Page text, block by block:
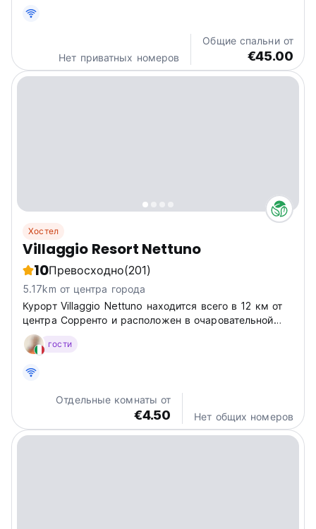
Нет приватных номеров
Общие спальни от
€45.00
Хостел
Villaggio Resort Nettuno
10Превосходно(201)
5.17km от центра города
Курорт Villaggio Nettuno находится всего в 12 км от
центра Сорренто и расположен в очаровательной
бухте Марина дель Кантоне, маленьком райском
уголке природы в самом сердце природного парка
гости
Отдельные комнаты от
€4.50 Нет общих номеров